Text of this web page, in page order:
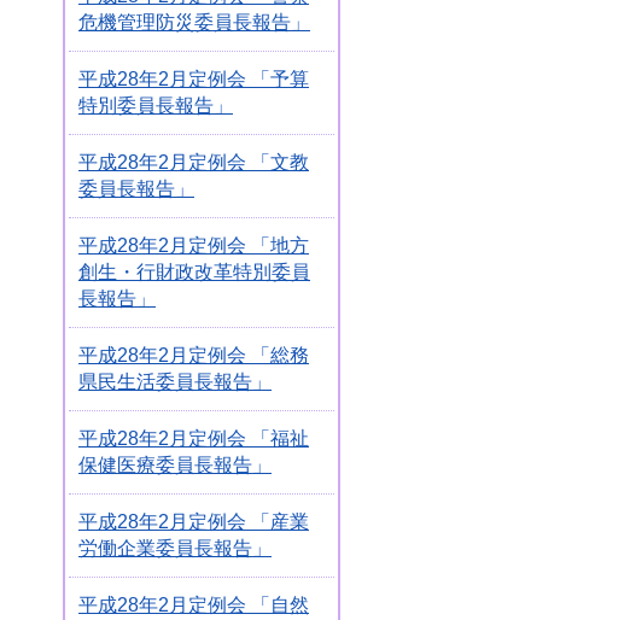
危機管理防災委員長報告」
平成28年2月定例会 「予算
特別委員長報告」
平成28年2月定例会 「文教
委員長報告」
平成28年2月定例会 「地方
創生・行財政改革特別委員
長報告」
平成28年2月定例会 「総務
県民生活委員長報告」
平成28年2月定例会 「福祉
保健医療委員長報告」
平成28年2月定例会 「産業
労働企業委員長報告」
平成28年2月定例会 「自然